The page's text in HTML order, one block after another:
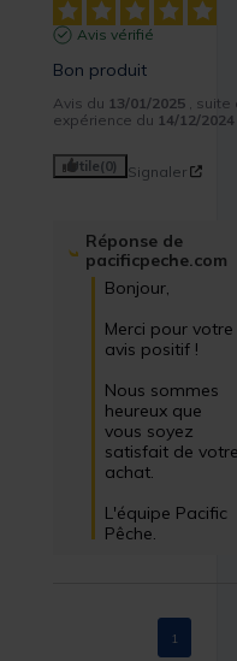
Avis vérifié
Bon produit
Avis du 13/01/2025
,
expérience du 14/12/2024
Utile(0) Signaler
Réponse de
pacificpeche.com
Bonjour,
Merci pour votre
avis positif !
Nous sommes
heureux que
vous soyez
satisfait de
achat.
L'équipe Pacific
Pêche.
1